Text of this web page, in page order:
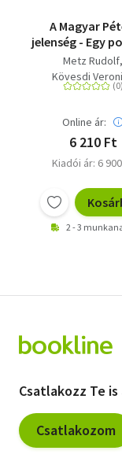
A Magyar
jelenség - Egy
felemelkedés
Metz Rudolf
Kövesdi
Online ár:
6 210 Ft
Kiadói ár: 6
2 - 3
Csatlakozz Te
Csatlakozom